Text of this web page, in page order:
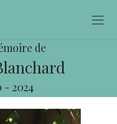
de
- 2024